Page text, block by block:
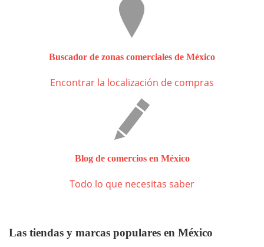
Buscador de zonas comerciales de México
Encontrar la localización de compras
Blog de comercios en México
Todo lo que necesitas saber
Las tiendas y marcas populares en México